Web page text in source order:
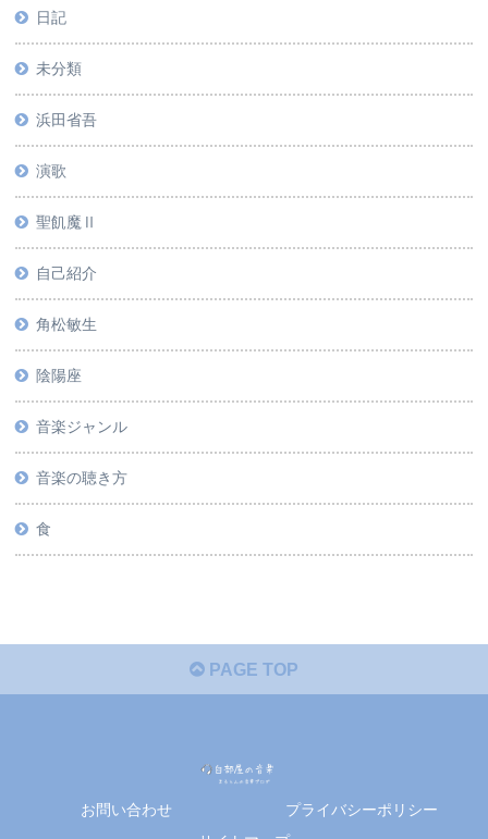
日記
未分類
浜田省吾
演歌
聖飢魔Ⅱ
自己紹介
角松敏生
陰陽座
音楽ジャンル
音楽の聴き方
食
PAGE TOP
お問い合わせ
プライバシーポリシー